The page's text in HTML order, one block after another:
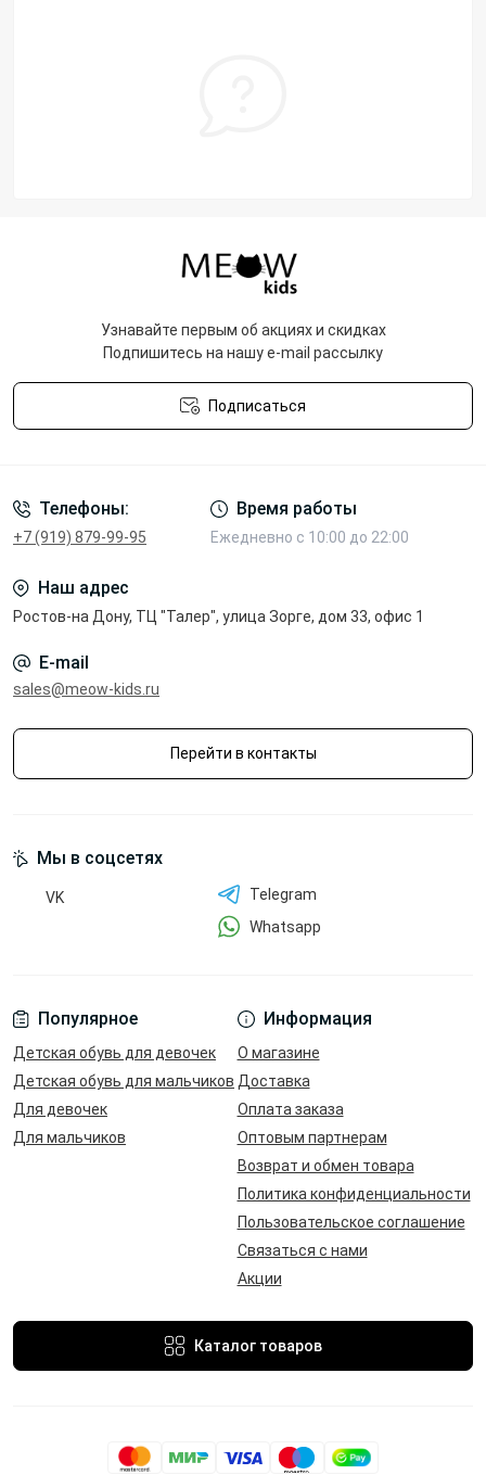
Узнавайте первым об акциях и скидках
Подпишитесь на нашу e-mail рассылку
Подписаться
Телефоны:
+7 (919) 879-99-95
Время работы
Ежедневно с 10:00 до 22:00
Наш адрес
Ростов-на Дону, ТЦ "Талер", улица Зорге, дом 33, офис 1
E-mail
sales@meow-kids.ru
Перейти в контакты
Популярное
Детская обувь для девочек
Детская обувь для мальчиков
Для девочек
Для мальчиков
Информация
О магазине
Доставка
Оплата заказа
Оптовым партнерам
Возврат и обмен товара
Политика конфиденциальности
Пользовательское соглашение
Связаться с нами
Акции
Каталог товаров
Мы в соцсетях
VK
Telegram
Whatsapp